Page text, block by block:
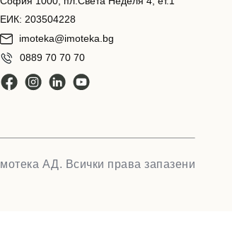
ЕИК: 203504228
imoteka@imoteka.bg
0889 70 70 70
АД. Всички права запазени